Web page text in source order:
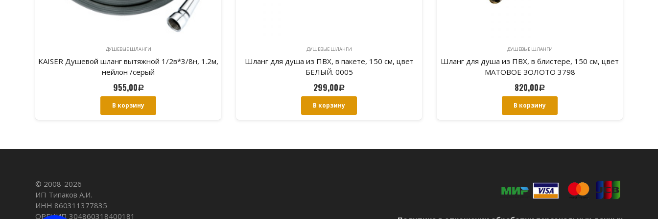
ДУШЕВЫЕ ШЛАНГИ
KAISER Душевой шланг вытяжной 1/2в*3/8н, 1.2м,
нейлон /серый
955,00Р
В корзину
ДУШЕВЫЕ ШЛАНГИ
Шланг для душа из ПВХ, в пакете, 150 см, цвет
БЕЛЫЙ. 0005
299,00Р
В корзину
ДУШЕВЫЕ ШЛАНГИ
Шланг для душа из ПВХ, в блистере, 150 см, цвет
МАТОВОЕ ЗОЛОТО 3798
820,00Р
В корзину
© 2008-2026
ИП Типаков А.И.
ИНН 860311377835
ОРГНИП 304860318400181